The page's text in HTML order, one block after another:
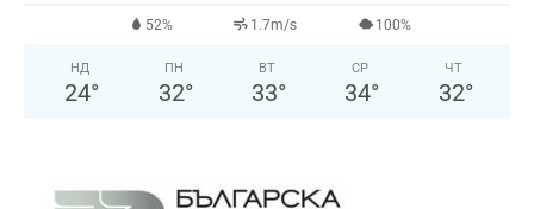
52% 1.7m/s 100%
НД
24°
ПН
32°
ВТ
33°
СР
34°
ЧТ
32°